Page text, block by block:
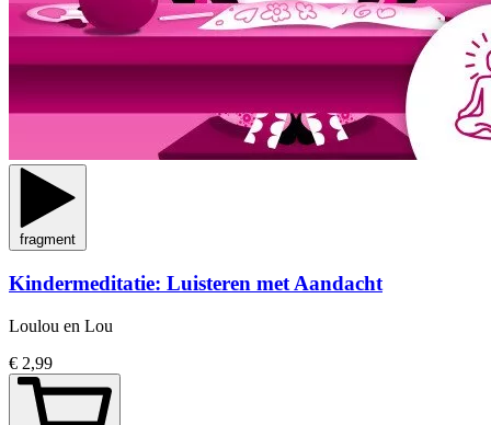
fragment
Kindermeditatie: Luisteren met Aandacht
Loulou en Lou
€ 2,99